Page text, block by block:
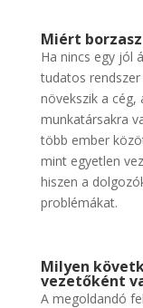
Miért
Ha nincs egy jól
tudatos
növekszik a cég,
munkatársakra
több ember
mint egyetlen
hiszen a
problémákat.
Milyen
vezetőként
A megoldandó